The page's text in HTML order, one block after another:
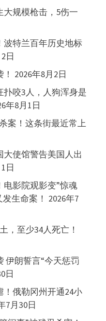
规模枪击，5伤一
波特兰百年历史地标
日
2026年8月2日
咬3人，人狗浑身是
年8月1日
案！这条街最近常上
使馆警告美国人出
日
影院观影变”惊魂
生命案！ 2026年7
，至少34人死亡！
伊朗誓言“今天惩罚
日
！俄勒冈州开通24小
7月30日